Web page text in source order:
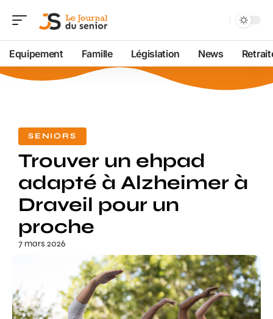
Equipement Famille Législation News
SENIORS
Trouver un ehpad
adapté à Alzheimer à
Draveil pour un
proche
7 mars 2026